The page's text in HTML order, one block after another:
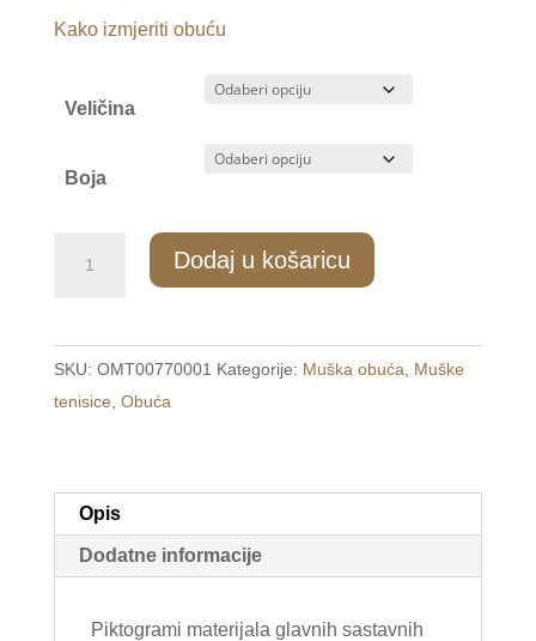
Kako izmjeriti obuću
Veličina
Boja
tenisice
crne
/COOL/
Dodaj u košaricu
SKU: OMT00770001 Kategorije: Muška obuća
Muške
tenisice Obuća
Opis
Dodatne informacije
Piktogrami materijala glavnih sastavnih